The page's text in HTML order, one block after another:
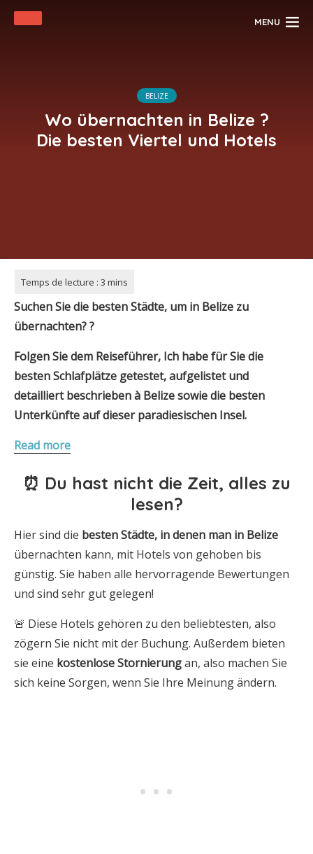
MENU
BELIZE
Wo übernachten in Belize ?
Die besten Viertel und Hotels
Suchen Sie die besten Städte, um in Belize zu
übernachten??
Folgen Sie dem Reiseführer, Ich habe für Sie die
besten Schlafplätze getestet, aufgelistet und
detailliert beschriebenà Belizesowie die besten
Unterkünfte auf dieser paradiesischen Insel.
Read more
⏰ Du hast nicht die Zeit, alles zu
lesen?
Hier sind die besten Städte, in denen man in Belize
übernachten kann, mit Hotels von gehoben bis
günstig. Sie haben alle hervorragende Bewertungen
und sind sehr gut gelegen!
🚨 Diese Hotels gehören zu den beliebtesten, also
zögern Sie nicht mit der Buchung. Außerdem bieten
sie eine kostenlose Stornierungan, also machen Sie
sich keine Sorgen, wenn Sie Ihre Meinung ändern.